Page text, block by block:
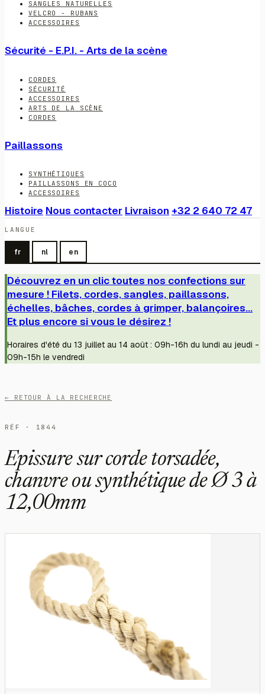
SANGLES NATURELLES
VELCRO - RUBANS
ACCESSOIRES
Sécurité - E.P.I. - Arts de la scène
CORDES
SÉCURITÉ
ACCESSOIRES
ARTS DE LA SCÈNE
CORDES
Paillassons
SYNTHÉTIQUES
PAILLASSONS EN COCO
ACCESSOIRES
Histoire Nous contacter Livraison +32 2 640 72 47
LANGUE
fr nl en
Découvrez en un clic toutes nos confections sur
mesure ! Filets, cordes, sangles, paillassons,
échelles, bâches, cordes à grimper, balançoires...
Et plus encore si vous le désirez !
Horaires d'été du 13 juillet au 14 août : 09h-16h du lundi au jeudi -
09h-15h le vendredi
← RETOUR À LA RECHERCHE
RÉF · 1844
Epissure sur corde torsadée,
chanvre ou synthétique de Ø 3 à
12,00mm